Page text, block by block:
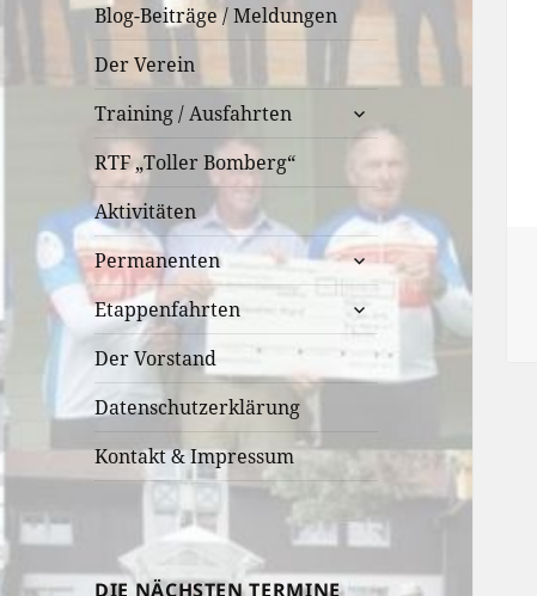
Blog-Beiträge / Meldungen
Der Verein
Training / Ausfahrten
untermenü
öffnen
RTF „Toller Bomberg“
Aktivitäten
Permanenten
untermenü
öffnen
Etappenfahrten
untermenü
öffnen
Der Vorstand
Datenschutzerklärung
Kontakt & Impressum
DIE NÄCHSTEN TERMINE